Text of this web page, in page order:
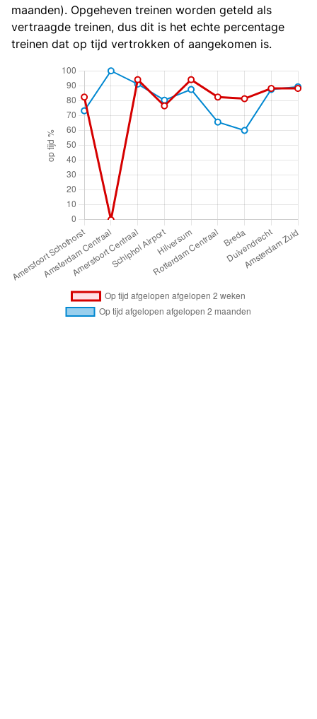
maanden). Opgeheven treinen worden geteld als
vertraagde treinen, dus dit is het echte percentage
treinen dat op tijd vertrokken of aangekomen is.